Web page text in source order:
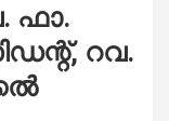
ഫാ.
റവ.